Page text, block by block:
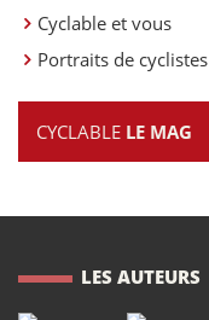
Cyclable et vous
Portraits de cyclistes
CYCLABLE LE MAG
LES AUTEURS